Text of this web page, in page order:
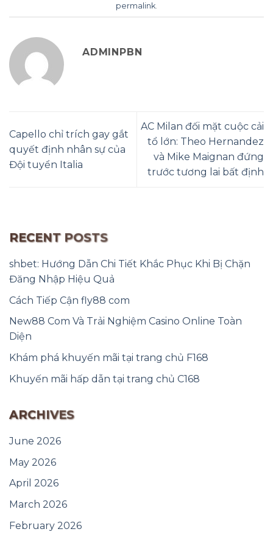
permalink
ADMINPBN
Capello chỉ trích gay gắt
quyết định nhân sự của
Đội tuyển Italia
AC Milan đối mặt cuộc cải
tổ lớn: Theo Hernandez
và Mike Maignan đứng
trước tương lai bất định
RECENT POSTS
shbet: Hướng Dẫn Chi Tiết Khắc Phục Khi Bị Chặn
Đăng Nhập Hiệu Quả
Cách Tiếp Cận fly88 com
New88 Com Và Trải Nghiệm Casino Online Toàn
Diện
Khám phá khuyến mãi tại trang chủ F168
Khuyến mãi hấp dẫn tại trang chủ C168
ARCHIVES
June 2026
May 2026
April 2026
March 2026
February 2026